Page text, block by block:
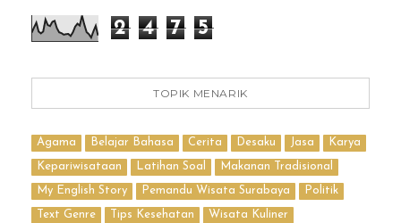
2 4 7 5
TOPIK MENARIK
Agama Belajar Bahasa Cerita Desaku Jasa Karya
Kepariwisataan Latihan Soal Makanan Tradisional
My English Story Pemandu Wisata Surabaya Politik
Text Genre Tips Kesehatan Wisata Kuliner